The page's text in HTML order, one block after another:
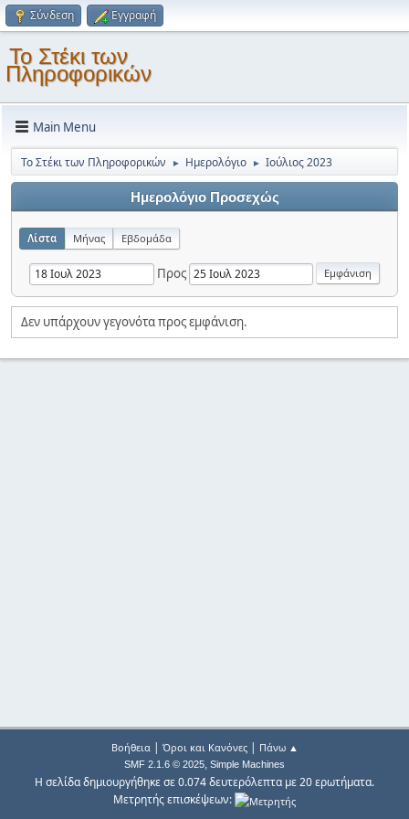
Σύνδεση Εγγραφή
Το Στέκι των
Πληροφορικών
Main Menu
Το Στέκι των Πληροφορικών ► Ημερολόγιο ► Ιούλιος 2023
Ημερολόγιο Προσεχώς
Λίστα Μήνας Εβδομάδα
Προς
Δεν υπάρχουν γεγονότα προς εμφάνιση.
Βοήθεια| Όροι και Κανόνες| Πάνω ▲
SMF 2.1.6 © 2025, Simple Machines
Η σελίδα δημιουργήθηκε σε 0.074 δευτερόλεπτα με 20 ερωτήματα.
Μετρητής επισκέψεων: